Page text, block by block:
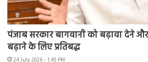
पंजाब सरकार बागवानी को बढ़ावा देने
बढ़ाने के लिए प्रतिबद्ध
24 July 2026 - 1:45 PM